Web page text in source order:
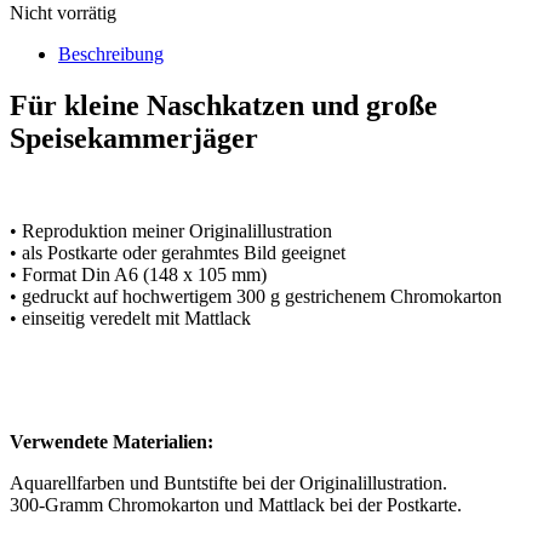
Nicht vorrätig
Beschreibung
Für kleine Naschkatzen und große
Speisekammerjäger
• Reproduktion meiner Originalillustration
• als Postkarte oder gerahmtes Bild geeignet
• Format Din A6 (148 x 105 mm)
• gedruckt auf hochwertigem 300 g gestrichenem Chromokarton
• einseitig veredelt mit Mattlack
Verwendete Materialien:
Aquarellfarben und Buntstifte bei der Originalillustration.
300-Gramm Chromokarton und Mattlack bei der Postkarte.